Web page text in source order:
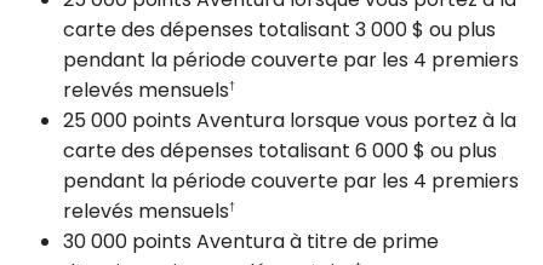
carte des dépenses totalisant 3 000 $ ou plus
pendant la période couverte par les 4 premiers
relevés mensuels†
25 000 points Aventura lorsque vous portez à la
carte des dépenses totalisant 6 000 $ ou plus
pendant la période couverte par les 4 premiers
relevés mensuels†
30 000 points Aventura à titre de prime